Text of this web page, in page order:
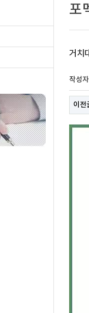
포
거치
작성자
이전